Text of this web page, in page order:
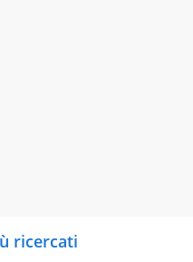
ricercati